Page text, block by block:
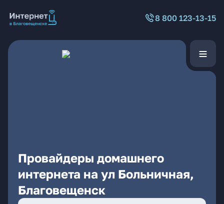
8 800 123-13-15
Провайдеры домашнего
интернета на ул Больничная,
Благовещенск